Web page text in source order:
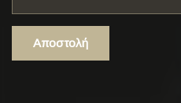
Αποστολή